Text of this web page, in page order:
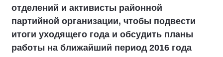
отделений и активисты районной
партийной организации, чтобы подвести
итоги уходящего года и обсудить планы
работы на ближайший период 2016 года